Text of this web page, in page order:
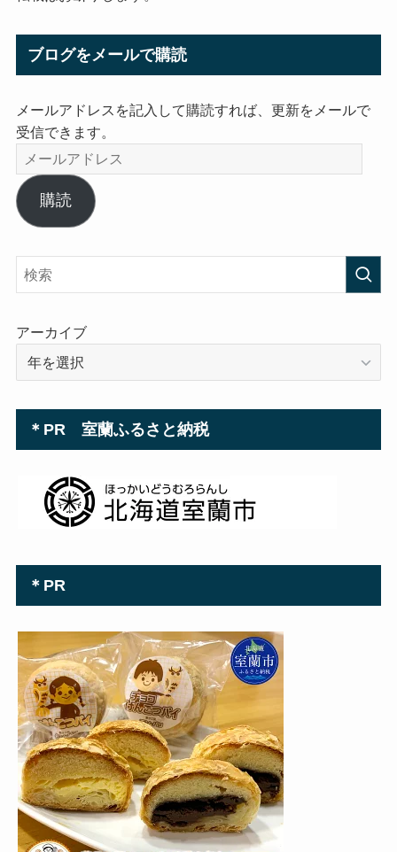
ブログをメールで購読
メールアドレスを記入して購読すれば、更新をメールで
受信できます。
メ
ー
ル
ア
ス
購読
アーカイブ
＊PR 室蘭ふるさと納税
＊PR